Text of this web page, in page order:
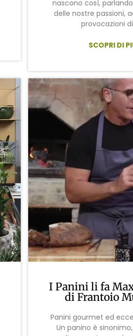
nascono così,
delle nostre passioni,
provocazioni
SCOPRI DI
I Panini li fa
di Frantoio
Panini gourmet ed
Un panino è